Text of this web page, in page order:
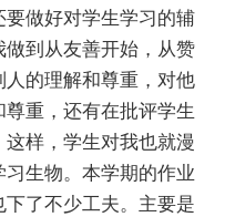
做好对学生学习的辅
到从友善开始，从赞
的理解和尊重，对他
重，还有在批评学生
样，学生对我也就漫
生物。本学期的作业
了不少工夫。主要是